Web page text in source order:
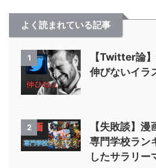
よく読まれている記事
1
【Twitter論
伸びないイラ
2
【失敗談】
専門学校ラン
したサラリー